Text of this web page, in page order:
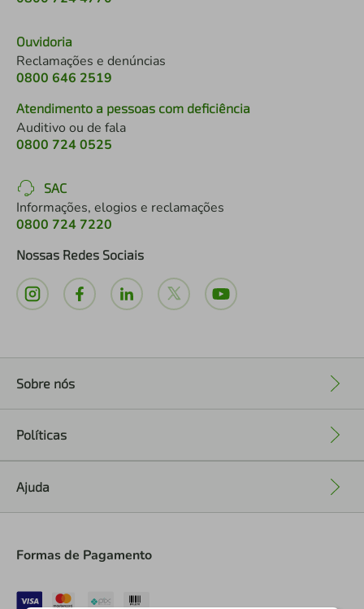
Ouvidoria
Reclamações e denúncias
0800 646 2519
Atendimento a pessoas com deficiência
Auditivo ou de fala
0800 724 0525
SAC
Informações, elogios e reclamações
0800 724 7220
Nossas Redes Sociais
Sobre nós
Políticas
Ajuda
Formas de Pagamento